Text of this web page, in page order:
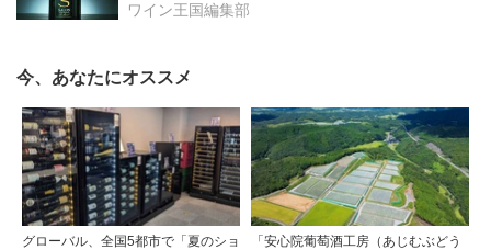
ワイン王国編集部
今、あなたにオススメ
グローバル、全国5都市で「夏のショ
「安心院葡萄酒工房（あじむぶどう